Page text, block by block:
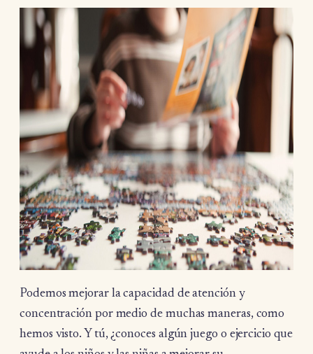
Podemos mejorar la capacidad de atención y
concentración por medio de muchas maneras, como
hemos visto. Y tú, ¿conoces algún juego o ejercicio que